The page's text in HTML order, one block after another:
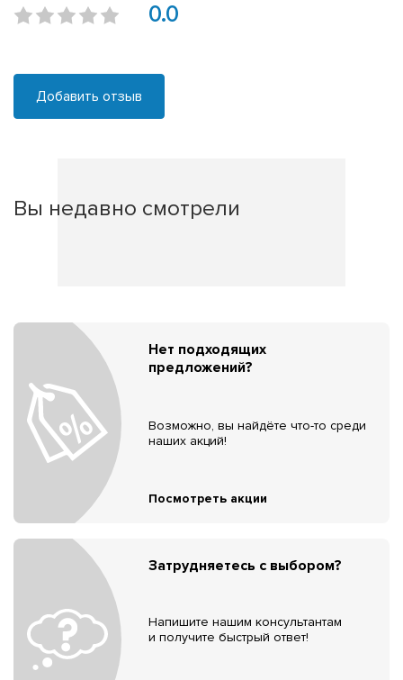
0.0
Добавить отзыв
Вы недавно смотрели
Нет подходящих
предложений?
Возможно, вы найдёте что-то среди
наших акций!
Посмотреть акции
Затрудняетесь с выбором?
Напишите нашим консультантам
и получите быстрый ответ!